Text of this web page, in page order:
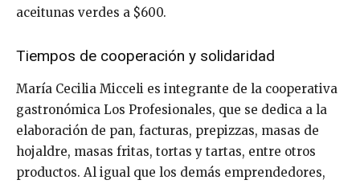
aceitunas verdes a $600.
Tiempos de cooperación y solidaridad
María Cecilia Micceli es integrante de la cooperativa
gastronómica Los Profesionales, que se dedica a la
elaboración de pan, facturas, prepizzas, masas de
hojaldre, masas fritas, tortas y tartas, entre otros
productos. Al igual que los demás emprendedores,